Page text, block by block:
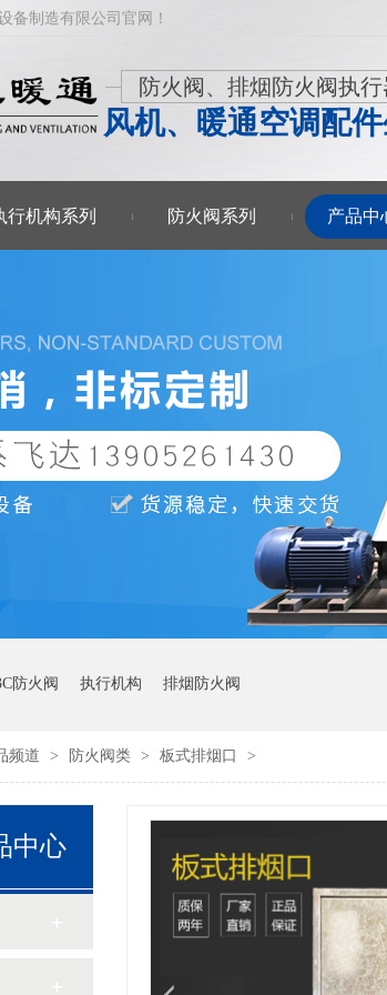
备制造有限公司官网！
防火阀、排烟防火阀执
风机、暖通空调配
行机构系列 防火阀系列 产品中
防火阀 执行机构 排烟防火阀
频道 > 防火阀类 > 板式排烟口 >
中心